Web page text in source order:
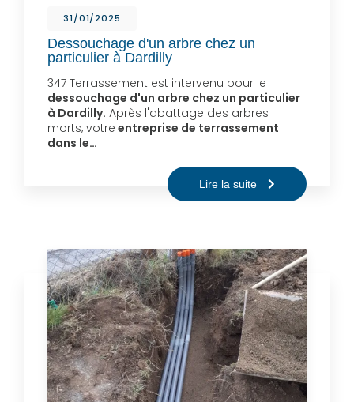
31/01/2025
Dessouchage d'un arbre chez un
particulier à Dardilly
347 Terrassement est intervenu pour le
dessouchage d'un arbre chez un particulier
à Dardilly. Après l'abattage des arbres
morts, votre entreprise de terrassement
dans le…
Lire la suite